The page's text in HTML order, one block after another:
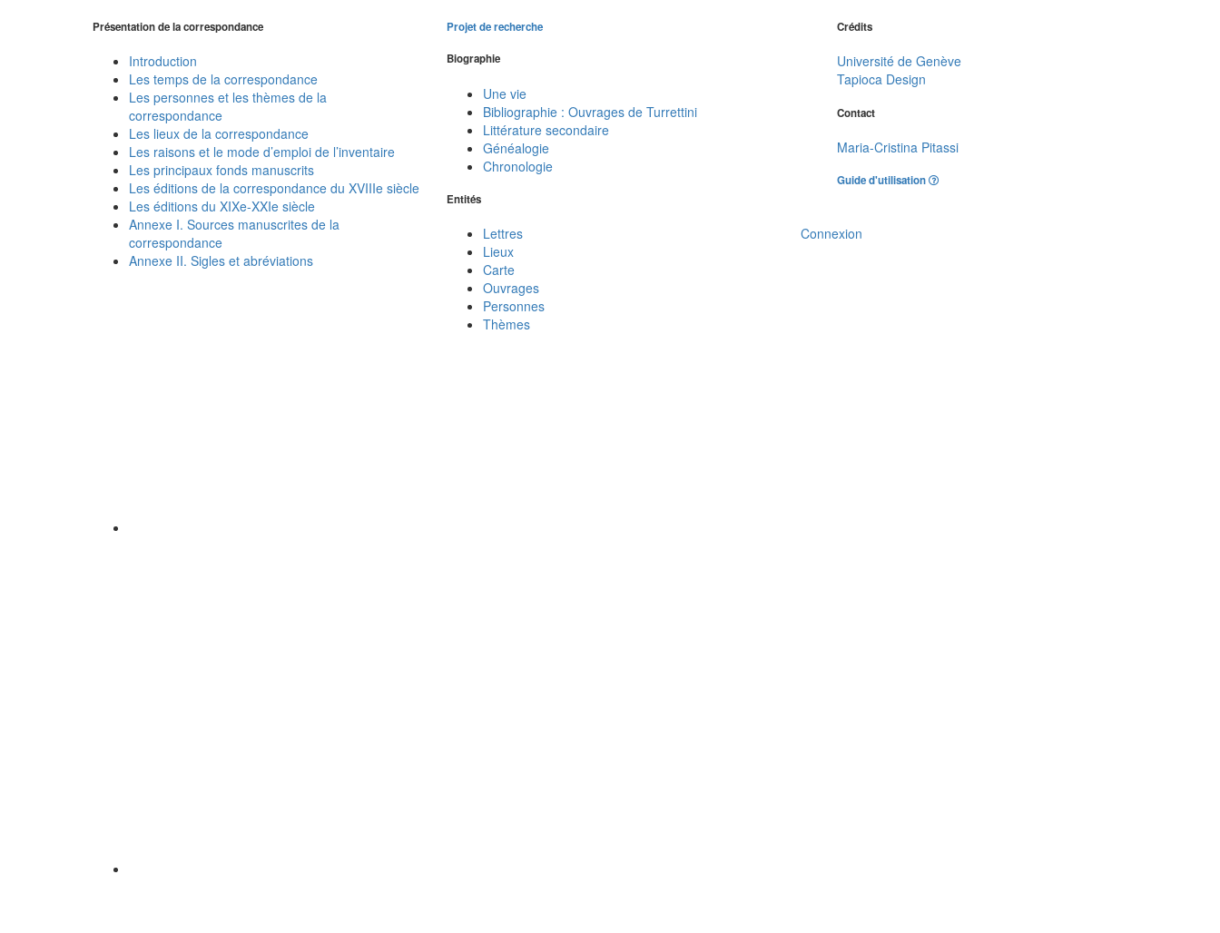
Présentation de la correspondance
Introduction
Les temps de la correspondance
Les personnes et les thèmes de la
correspondance
Les lieux de la correspondance
Les raisons et le mode d’emploi de l’inventaire
Les principaux fonds manuscrits
Les éditions de la correspondance du XVIIIe siècle
Les éditions du XIXe-XXIe siècle
Annexe I. Sources manuscrites de la
correspondance
Annexe II. Sigles et abréviations
Projet de recherche
Biographie
Une vie
Bibliographie : Ouvrages de Turrettini
Littérature secondaire
Généalogie
Chronologie
Entités
Lettres
Lieux
Carte
Ouvrages
Personnes
Thèmes
Crédits
Université de Genève
Tapioca Design
Contact
Maria-Cristina Pitassi
Guide d'utilisation
Connexion